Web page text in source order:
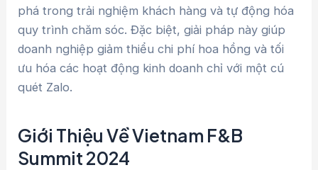
phá trong trải nghiệm khách hàng và tự động hóa
quy trình chăm sóc. Đặc biệt, giải pháp này giúp
doanh nghiệp giảm thiểu chi phí hoa hồng và tối
ưu hóa các hoạt động kinh doanh chỉ với một cú
quét Zalo.
Giới Thiệu Về Vietnam F&B
Summit 2024